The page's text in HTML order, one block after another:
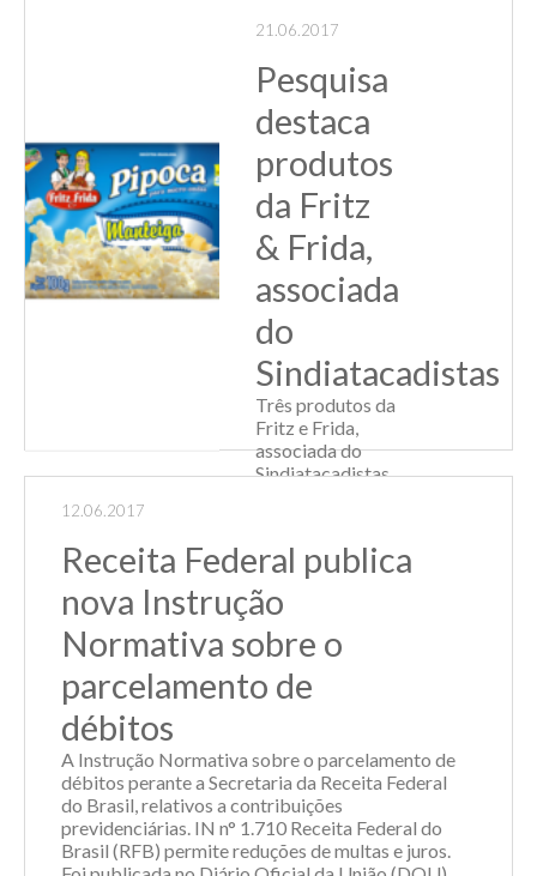
econômica, o que já se traduz na baixa da
21.06.2017
Pesquisa
destaca
produtos
da Fritz
& Frida,
associada
do
Sindiatacadistas
Três produtos da
Fritz e Frida,
associada do
Sindiatacadistas,
de Marcas, da
revista paulista
Supermercado
Moderno. De
acordo com a
publicação es...
12.06.2017
Receita Federal publica
nova Instrução
Normativa sobre o
parcelamento de
débitos
A Instrução Normativa sobre o parcelamento de
débitos perante a Secretaria da Receita Federal
do Brasil, relativos a contribuições
previdenciárias. IN n° 1.710 Receita Federal do
Brasil (RFB) permite reduções de multas e juros.